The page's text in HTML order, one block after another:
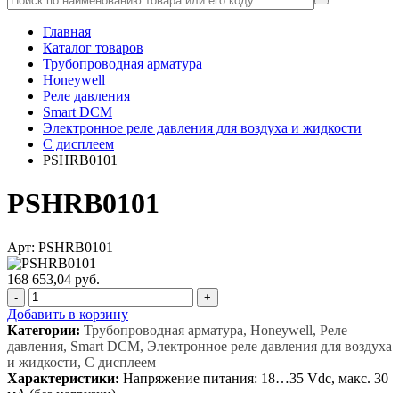
Главная
Каталог товаров
Трубопроводная арматура
Honeywell
Реле давления
Smart DCM
Электронное реле давления для воздуха и жидкости
С дисплеем
PSHRB0101
PSHRB0101
Арт: PSHRB0101
168 653,04 руб.
- +
Добавить в корзину
Категории: Трубопроводная арматура, Honeywell, Реле
давления, Smart DCM, Электронное реле давления для воздуха
и жидкости, С дисплеем
Характеристики: Напряжение питания: 18…35 Vdc, макс. 30